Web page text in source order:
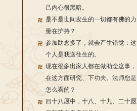
己内心很黑暗。
是不是世间发生的一切都有佛的力
量在护持？
参加助念多了，就会产生错觉：这
个人是我送往生的。
现在很多出家人都在做助念这事，
在这方面研究、下功夫。法师您是
怎么看的？
四十八愿中，十八、十九、二十愿